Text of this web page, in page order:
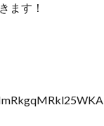
ます！